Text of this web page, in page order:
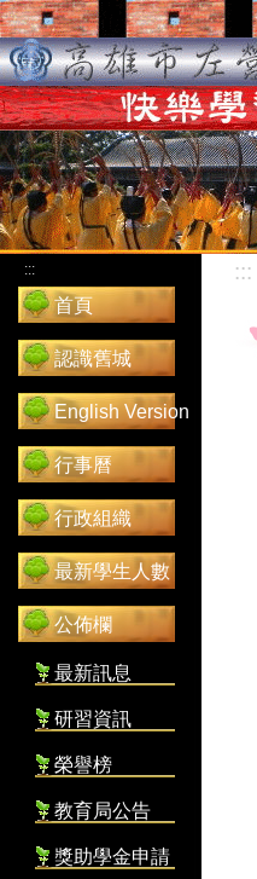
:::
首頁
認識舊城
English Version
行事曆
行政組織
最新學生人數
公佈欄
最新訊息
研習資訊
榮譽榜
教育局公告
獎助學金申請
:::